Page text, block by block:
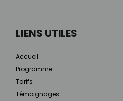
LIENS UTILES
Accueil
Programme
Tarifs
Témoignages